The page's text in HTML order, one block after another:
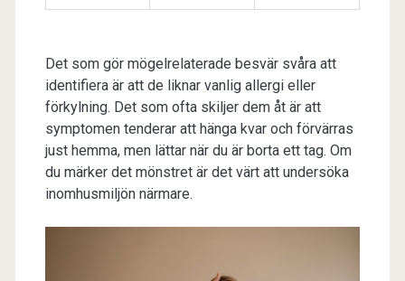
Det som gör mögelrelaterade besvär svåra att
identifiera är att de liknar vanlig allergi eller
förkylning. Det som ofta skiljer dem åt är att
symptomen tenderar att hänga kvar och förvärras
just hemma, men lättar när du är borta ett tag. Om
du märker det mönstret är det värt att undersöka
inomhusmiljön närmare.